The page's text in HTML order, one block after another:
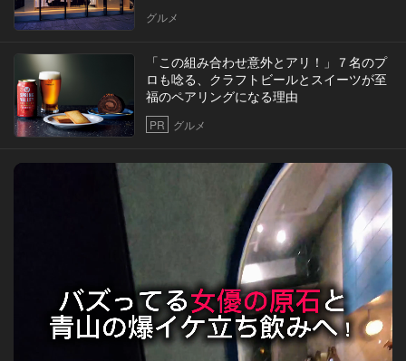
グルメ
「この組み合わせ意外とアリ！」７名のプ
ロも唸る、クラフトビールとスイーツが至
福のペアリングになる理由
PR グルメ